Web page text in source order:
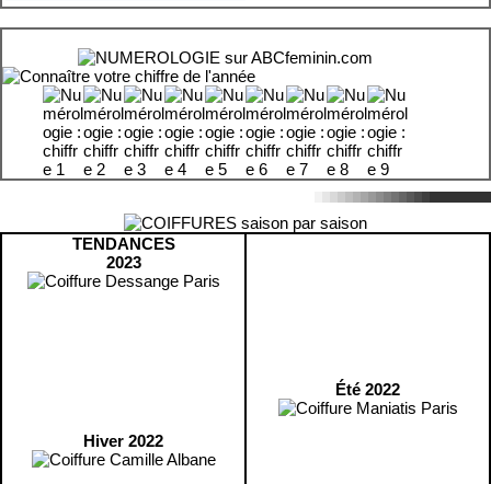
TENDANCES
2023
Hiver 2022
Été 2022